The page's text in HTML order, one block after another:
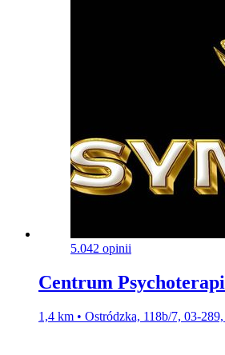
5.042 opinii
Centrum
1,4 km • Ostródzka, 118b/7, 03-289,